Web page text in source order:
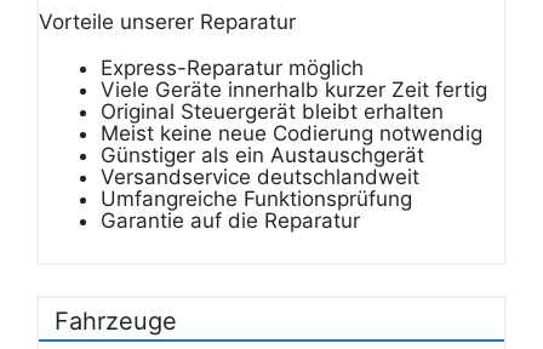
Vorteile unserer Reparatur
Express-Reparatur möglich
Viele Geräte innerhalb kurzer Zeit fertig
Original Steuergerät bleibt erhalten
Meist keine neue Codierung notwendig
Günstiger als ein Austauschgerät
Versandservice deutschlandweit
Umfangreiche Funktionsprüfung
Garantie auf die Reparatur
Fahrzeuge